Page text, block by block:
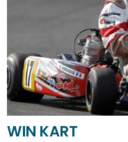
WIN KART